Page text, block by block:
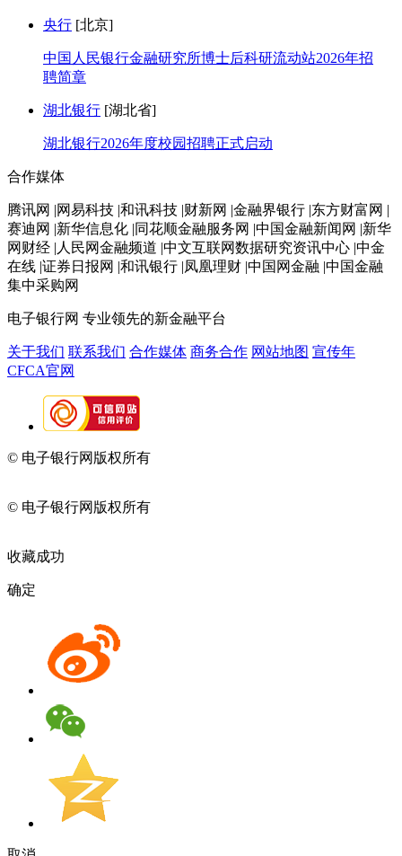
央行 [北京]
中国人民银行金融研究所博士后科研流动站2026年招
聘简章
湖北银行 [湖北省]
湖北银行2026年度校园招聘正式启动
合作媒体
腾讯网 |网易科技 |和讯科技 |财新网 |金融界银行 |东方财富网 |
赛迪网 |新华信息化 |同花顺金融服务网 |中国金融新闻网 |新华
网财经 |人民网金融频道 |中文互联网数据研究资讯中心 |中金
在线 |证券日报网 |和讯银行 |凤凰理财 |中国网金融 |中国金融
集中采购网
电子银行网 专业领先的新金融平台
关于我们 联系我们 合作媒体 商务合作 网站地图 宣传年
CFCA官网
© 电子银行网版权所有
© 电子银行网版权所有
收藏成功
确定